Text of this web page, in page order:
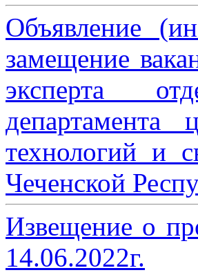
Объявление
замещение
эксперта
департамента
технологий и
Чеченской
Извещение о
14.06.2022г.